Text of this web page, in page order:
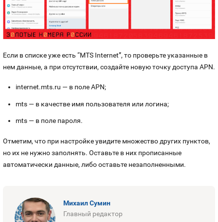
Если в списке уже есть “MTS Internet”, то проверьте указанные в
нем данные, а при отсутствии, создайте новую точку доступа APN.
internet.mts.ru — в поле APN;
mts — в качестве имя пользователя или логина;
mts — в поле пароля.
Отметим, что при настройке увидите множество других пунктов,
но их не нужно заполнять. Оставьте в них прописанные
автоматически данные, либо оставьте незаполненными.
Михаил Сумин
Главный редактор